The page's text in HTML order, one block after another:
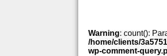
Warning: count():
/home/clients/
wp-comment-